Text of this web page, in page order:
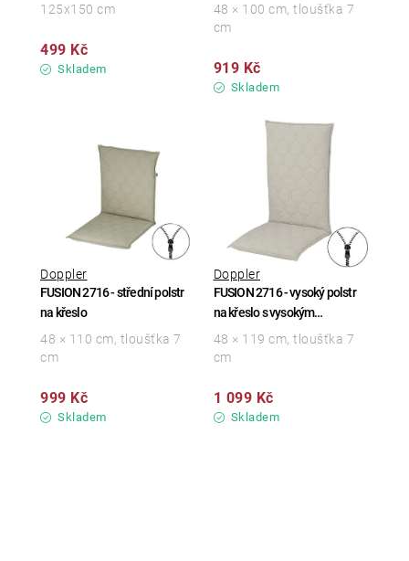
Skladem
499 Kč
125x150 cm
Skladem
919 Kč
48 × 100 cm, tloušťka 7
cm
FUSION 2716 - střední polstr
na křeslo
Doppler
Skladem
999 Kč
48 × 110 cm, tloušťka 7
cm
FUSION 2716 - vysoký polstr
na křeslo s vysokým
opěradlem
Doppler
Skladem
1 099 Kč
48 × 119 cm, tloušťka 7
cm